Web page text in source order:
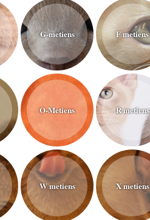
G-metiens F metiens
O-Metiens R metiens
W metiens X metiens